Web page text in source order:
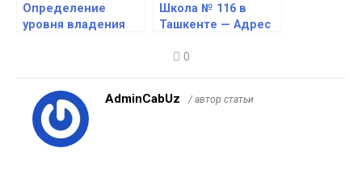
Определение
уровня владения
Школа № 116 в
Ташкенте — Адрес
Транспорт —
0
AdminCabUz / автор статьи